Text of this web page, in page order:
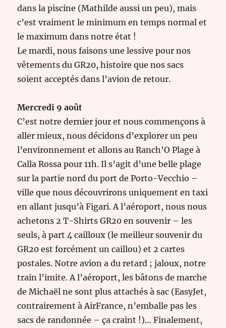
dans la piscine (Mathilde aussi un peu), mais
c’est vraiment le minimum en temps normal et
le maximum dans notre état !
Le mardi, nous faisons une lessive pour nos
vêtements du GR20, histoire que nos sacs
soient acceptés dans l’avion de retour.
Mercredi 9 août
C’est notre dernier jour et nous commençons à
aller mieux, nous décidons d’explorer un peu
l’environnement et allons au Ranch’O Plage à
Calla Rossa pour 11h. Il s’agit d’une belle plage
sur la partie nord du port de Porto-Vecchio –
ville que nous découvrirons uniquement en taxi
en allant jusqu’à Figari. A l’aéroport, nous nous
achetons 2 T-Shirts GR20 en souvenir – les
seuls, à part 4 cailloux (le meilleur souvenir du
GR20 est forcément un caillou) et 2 cartes
postales. Notre avion a du retard ; jaloux, notre
train l’imite. A l’aéroport, les bâtons de marche
de Michaël ne sont plus attachés à sac (EasyJet,
contrairement à AirFrance, n’emballe pas les
sacs de randonnée – ça craint !)… Finalement,